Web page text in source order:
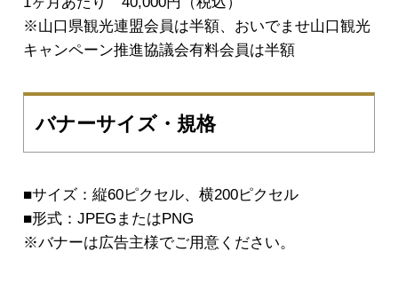
※山口県観光連盟会員は半額、おいでませ山口観光
キャンペーン推進協議会有料会員は半額
バナーサイズ・規格
■サイズ：縦60ピクセル、横200ピクセル
■形式：JPEGまたはPNG
※バナーは広告主様でご用意ください。